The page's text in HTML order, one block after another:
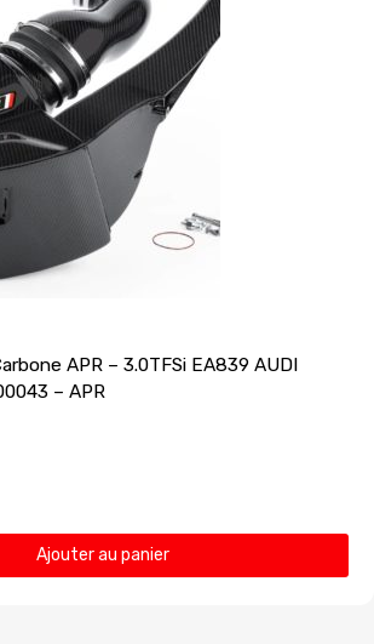
APR – 3.0TFSi EA839 AUDI
– APR
Ajouter au panier